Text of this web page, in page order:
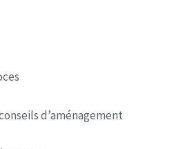
d’aménagement